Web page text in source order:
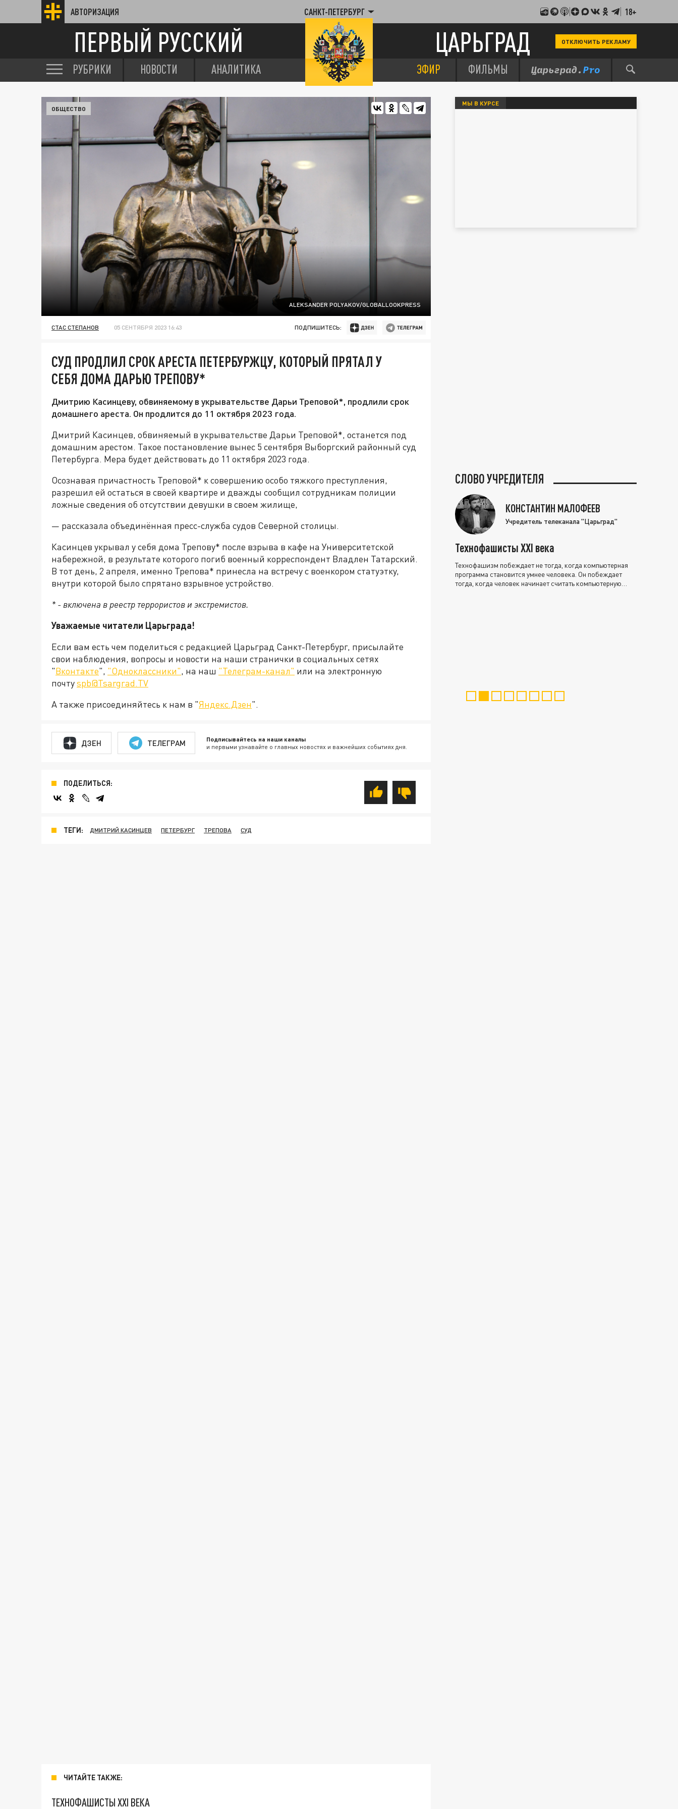
АВТОРИЗАЦИЯ САНКТ-ПЕТЕРБУРГ 18+
ПЕРВЫЙ РУССКИЙ ЦАРЬГРАД ОТКЛЮЧИТЬ РЕКЛАМУ
РУБРИКИ НОВОСТИ АНАЛИТИКА ЭФИР ФИЛЬМЫ
ALEKSANDER POLYAKOV/GLOBALLOOKPRESS
ОБЩЕСТВО
СТАС СТЕПАНОВ 05 СЕНТЯБРЯ 2023 16:43 ПОДПИШИТЕСЬ:
СУД ПРОДЛИЛ СРОК АРЕСТА ПЕТЕРБУРЖЦУ, КОТОРЫЙ ПРЯТАЛ У
СЕБЯ ДОМА ДАРЬЮ ТРЕПОВУ*
Дмитрию Касинцеву, обвиняемому в укрывательстве Дарьи Треповой*, продлили срок
домашнего ареста. Он продлится до 11 октября 2023 года.
Дмитрий Касинцев, обвиняемый в укрывательстве Дарьи Треповой*, останется под
домашним арестом. Такое постановление вынес 5 сентября Выборгский районный суд
Петербурга. Мера будет действовать до 11 октября 2023 года.
Осознавая причастность Треповой* к совершению особо тяжкого преступления,
разрешил ей остаться в своей квартире и дважды сообщил сотрудникам полиции
ложные сведения об отсутствии девушки в своем жилище,
— рассказала объединённая пресс-служба судов Северной столицы.
Касинцев укрывал у себя дома Трепову* после взрыва в кафе на Университетской
набережной, в результате которого погиб военный корреспондент Владлен Татарский.
В тот день, 2 апреля, именно Трепова* принесла на встречу с военкором статуэтку,
внутри которой было спрятано взрывное устройство.
* - включена в реестр террористов и экстремистов.
Уважаемые читатели Царьграда!
Если вам есть чем поделиться с редакцией Царьград Санкт-Петербург, присылайте
свои наблюдения, вопросы и новости на наши странички в социальных сетях
"Вконтакте", "Одноклассники", на наш "Телеграм-канал" или на электронную
почтуspb@Tsargrad.TV
А также присоединяйтесь к нам в "Яндекс.Дзен".
ДЗЕН ТЕЛЕГРАМ Подписывайтесь на наши каналы
и первыми узнавайте о главных новостях и важнейших событиях дня.
ПОДЕЛИТЬСЯ:
ТЕГИ: ДМИТРИЙ КАСИНЦЕВ ПЕТЕРБУРГ ТРЕПОВА СУД
ЧИТАЙТЕ ТАКЖЕ:
ТЕХНОФАШИСТЫ XXI ВЕКА
МЫ В КУРСЕ
СЛОВО УЧРЕДИТЕЛЯ
КОНСТАНТИН МАЛОФЕЕВ
Учредитель телеканала "Царьград"
Технофашисты XXI века
Технофашизм побеждает не тогда, когда компьютерная
программа становится умнее человека. Он побеждает
тогда, когда человек начинает считать компьютерную